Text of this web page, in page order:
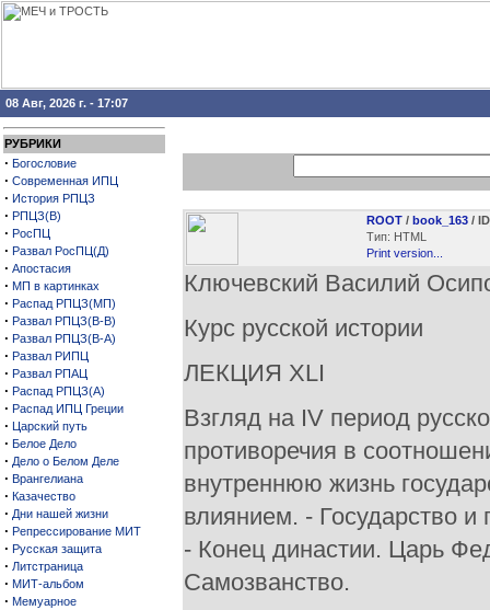
08 Авг, 2026 г. - 17:07
РУБРИКИ
· Богословие
· Современная ИПЦ
· История РПЦЗ
· РПЦЗ(В)
· РосПЦ
· Развал РосПЦ(Д)
· Апостасия
· МП в картинках
· Распад РПЦЗ(МП)
· Развал РПЦЗ(В-В)
· Развал РПЦЗ(В-А)
· Развал РИПЦ
· Развал РПАЦ
· Распад РПЦЗ(А)
· Распад ИПЦ Греции
· Царский путь
· Белое Дело
· Дело о Белом Деле
· Врангелиана
· Казачество
· Дни нашей жизни
· Репрессирование МИТ
· Русская защита
· Литстраница
· МИТ-альбом
· Мемуарное
ROOT / book_163 /
Тип: HTML
Print version...
Ключевский Василий
Курс русской истории
ЛЕКЦИЯ XLI
Взгляд на IV период
противоречия в
внутреннюю жизнь
влиянием. - Государство
- Конец династии. Царь
Самозванство.